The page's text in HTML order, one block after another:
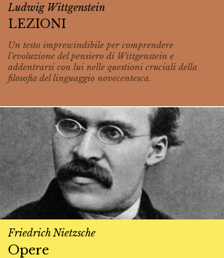
Ludwig Wittgenstein
LEZIONI
Un testo imprescindibile per comprendere
l’evoluzione del pensiero di Wittgenstein e
addentrarsi con lui nelle questioni cruciali della
filosofia del linguaggio novecentesca.
Friedrich Nietzsche
Opere